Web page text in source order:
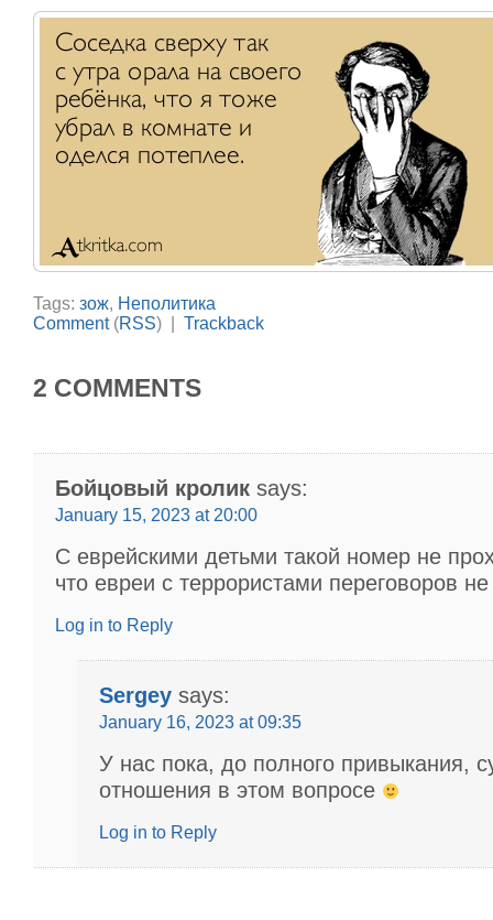
Tags: зож, Неполитика
Comment(RSS) | Trackback
2 COMMENTS
Бойцовый кролик says:
January 15, 2023 at 20:00
С еврейскими детьми такой номер не
что евреи с террористами переговоров
Log in to Reply
Sergey says:
January 16, 2023 at 09:35
У нас пока, до полного привыкания,
отношения в этом вопросе
Log in to Reply